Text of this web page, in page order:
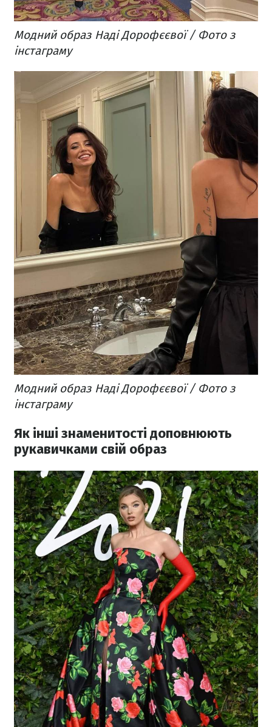
Модний образ Наді Дорофєєвої / Фото з
інстаграму
Модний образ Наді Дорофєєвої / Фото з
інстаграму
Як інші знаменитості доповнюють
рукавичками свій образ